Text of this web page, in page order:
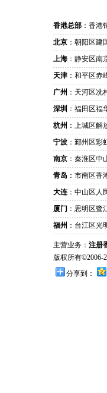
香港总部 ：香港
北京 ：朝阳区建
上海 ：静安区南
天津 ：和平区赤
广州 ：天河区冼
深圳 ：福田区福
杭州 ：上城区解
宁波 ：鄞州区彩
南京 ：秦淮区中
青岛 ：市南区香
大连 ：中山区人
厦门 ：思明区鹭
福州 ：台江区光
主营业务： 注册
版权所有©2006-
分享到：